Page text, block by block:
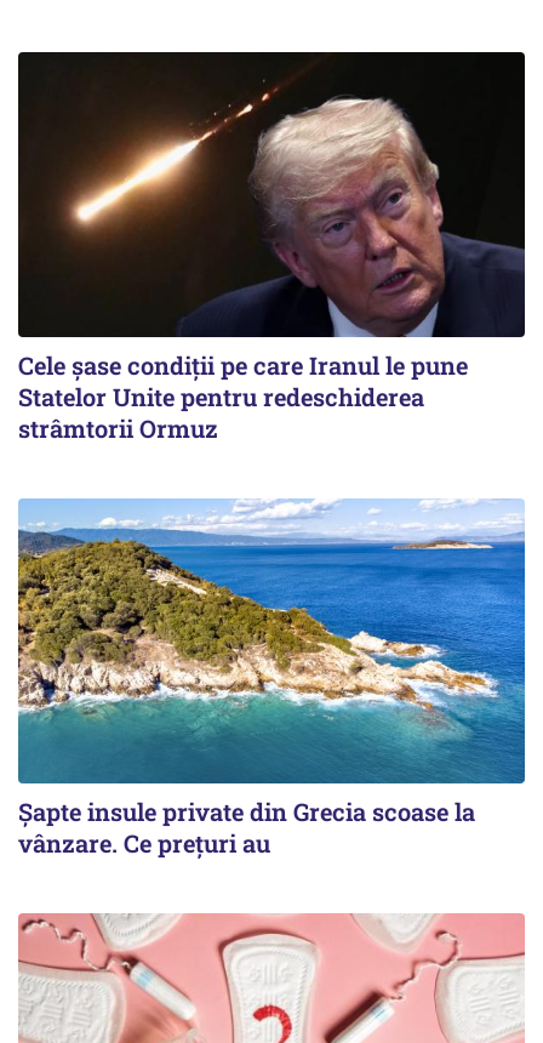
Cele șase condiții pe care Iranul le pune
Statelor Unite pentru redeschiderea
strâmtorii Ormuz
Șapte insule private din Grecia scoase la
vânzare. Ce prețuri au